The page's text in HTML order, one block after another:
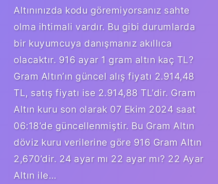
Altınınızda kodu göremiyorsanız sahte
olma ihtimali vardır. Bu gibi durumlarda
bir kuyumcuya danışmanız akıllıca
olacaktır. 916 ayar 1 gram altın kaç TL?
Gram Altın’ın güncel alış fiyatı 2.914,48
TL, satış fiyatı ise 2.914,88 TL’dir. Gram
Altın kuru son olarak 07 Ekim 2024 saat
06:18’de güncellenmiştir. Bu Gram Altın
döviz kuru verilerine göre 916 Gram Altın
2,670’dir. 24 ayar mı 22 ayar mı? 22 Ayar
Altın ile…